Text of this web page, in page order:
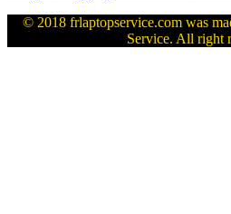
© 2018 frlaptopservice.com was
Service. All right